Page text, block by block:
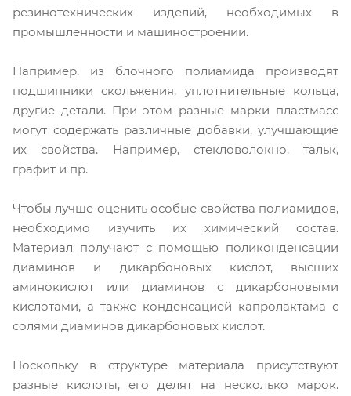
резинотехнических изделий, необходимых в
промышленности и машиностроении.
Например, из блочного полиамида производят
подшипники скольжения, уплотнительные кольца,
другие детали. При этом разные марки пластмасс
могут содержать различные добавки, улучшающие
их свойства. Например, стекловолокно, тальк,
графит и пр.
Чтобы лучше оценить особые свойства полиамидов,
необходимо изучить их химический состав.
Материал получают с помощью поликонденсации
диаминов и дикарбоновых кислот, высших
аминокислот или диаминов с дикарбоновыми
кислотами, а также конденсацией капролактама с
солями диаминов дикарбоновых кислот.
Поскольку в структуре материала присутствуют
разные кислоты, его делят на несколько марок.